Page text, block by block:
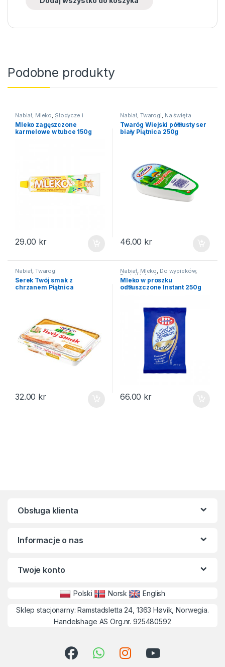
Podobne produkty
Nabiał, Mleko, Słodycze i
ciastka Inne słodycze
Mleko zagęszczone
karmelowe w tubce 150g
29.00 kr
Nabiał, Twarogi, Na święta
Twaróg Wiejski półtłusty ser
biały Piątnica 250g
46.00 kr
Nabiał, Twarogi
Serek Twój smak z
chrzanem Piątnica
32.00 kr
Nabiał, Mleko, Do wypieków,
Dodatki do ciast
Mleko w proszku
odtłuszczone Instant 250g
66.00 kr
Obsługa klienta
Informacje o nas
Twoje konto
Polski Norsk
English
Sklep stacjonarny: Ramstadsletta 24, 1363 Høvik, Norwegia.
Handelshage AS Org.nr. 925480592